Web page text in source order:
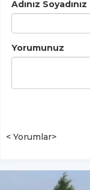
Adınız Soyadınız
Yorumunuz
< Yorumlar>